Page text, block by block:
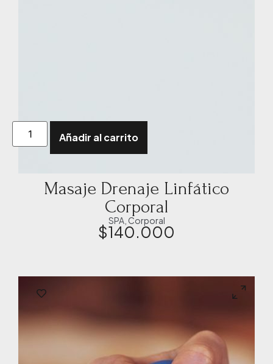
Añadir al carrito
Masaje Drenaje Linfático
Corporal
SPA, Corporal
$140.000